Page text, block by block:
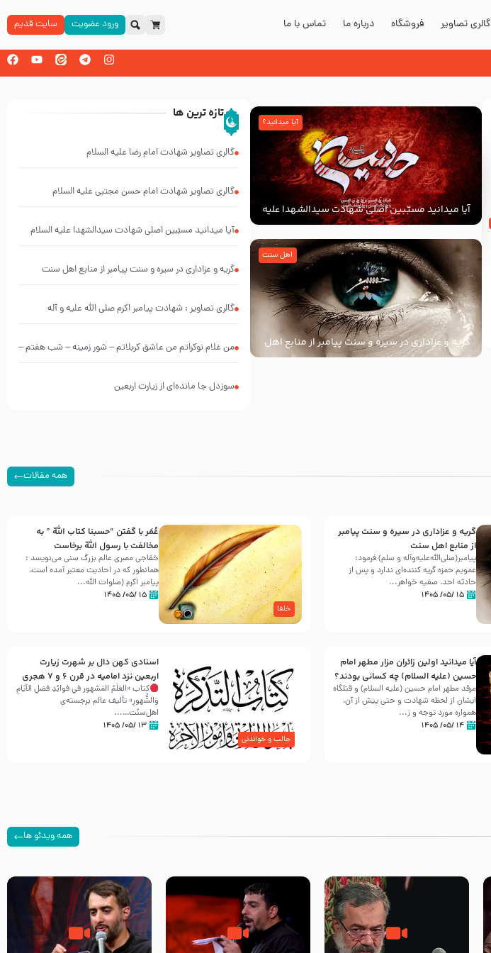
گالری تصاویر فروشگاه درباره ما تماس با ما ورود عضویت سایت قدیم
آیا میدانید مسبّبین اصلی شهادت سیدالشهدا علیه
‌السلام کیانند؟
آیا میدانید؟
گریه و عزاداری در سیره و سنت پیامبر از منابع اهل
سنت
اهل سنت
تازه ترین ها
گالری تصاویر شهادت امام رضا علیه السلام
گالری تصاویر شهادت امام حسن مجتبی علیه السلام
آیا میدانید مسبّبین اصلی شهادت سیدالشهدا علیه ‌السلام
گریه و عزاداری در سیره و سنت پیامبر از منابع اهل سنت
گالری تصاویر : شهادت پیامبر اکرم صلی الله علیه و آله
من غلام نوکراتم من عاشق کربلاتم – شور زمینه – شب هفتم –
سوزدل جا مانده‌ای از زیارت اربعین
همه مقالات
گریه و عزاداری در سیره و سنت پیامبر
از منابع اهل سنت
پیامبر(صلی‌الله‌علیه‌وآله و سلم) فرمود:
عمویم حمزه گریه کننده‌ای ندارد و پس از
حادثه احد، صفیه خواهر...
۱۵ /۰۵/ ۱۴۰۵
خلفا
عُمَر با گفتن “حسبنا كتاب اللّه ” به
مخالفت با رسول اللّه برخاست
خفاجی مصری عالم بزرگ سنی می‌نویسد :
همانطور که در احادیث معتبر آمده است،
پیامبر اکرم (صلوات اللّه...
۱۵ /۰۵/ ۱۴۰۵
آیا میدانید اولین زائران مزار مطهر امام
حسین (علیه السلام) چه کسانی بودند؟
مرقد مطهر امام حسین (علیه السلام) و قتلگاه
ایشان از لحظه شهادت و حتی پیش از آن،
همواره مورد توجه و ز...
۱۴ /۰۵/ ۱۴۰۵
جالب و خواندنی
اسنادی کهن دال بر شهرت زیارت
اربعین نزد امامیه در قرن ۶ و ۷ هجری
کتاب «العَلَمُ المَشهور في فَوائِدِ فَضلِ الأيّامِ
وَالشُّهورِ» تألیف عالم برجسته‌ی
اهل‌سنّت…...
۱۳ /۰۵/ ۱۴۰۵
همه ویدئو ها